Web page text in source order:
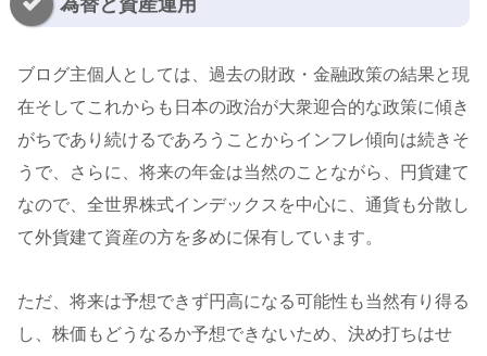
為替と資産運用
ブログ主個人としては、過去の財政・金融政策の結果と現
在そしてこれからも日本の政治が大衆迎合的な政策に傾き
がちであり続けるであろうことからインフレ傾向は続きそ
うで、さらに、将来の年金は当然のことながら、円貨建て
なので、全世界株式インデックスを中心に、通貨も分散し
て外貨建て資産の方を多めに保有しています。
ただ、将来は予想できず円高になる可能性も当然有り得る
し、株価もどうなるか予想できないため、決め打ちはせ